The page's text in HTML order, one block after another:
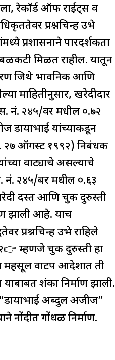
रेकॉर्ड ऑफ राईट्स व
प्रश्नचिन्ह उभे
प्रशासनाने पारदर्शकता
मिळत राहील. यातून
जिथे भावनिक आणि
माहितीनुसार, खरेदीदार
नं. २४५/वर मधील ०.७२
यांच्याकडून
२७ ऑगस्ट १९९२) निबंधक
वाट्याचे असल्याचे
नं. २४५/बर मधील ०.६३
दस्त आणि चुक दुरुस्ती
झाली आहे. याच
प्रश्नचिन्ह उभे राहिले
म्हणजे चुक दुरुस्ती हा
महसूल वाटप आदेशात ती
शंका निर्माण झाली.
अब्दुल अजीज”
गोंधळ निर्माण.